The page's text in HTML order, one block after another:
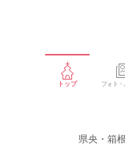
トップ フォト・
県央・箱